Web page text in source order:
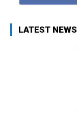
LATEST NEWS